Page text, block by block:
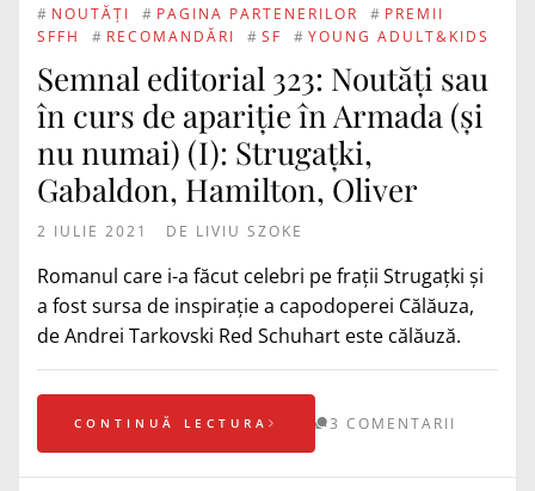
# NOUTĂȚI # PAGINA PARTENERILOR # PREMII
SFFH
# RECOMANDĂRI # SF # YOUNG ADULT&KIDS
Semnal editorial 323: Noutăți sau
în curs de apariție în Armada (și
nu numai) (I): Strugațki,
Gabaldon, Hamilton, Oliver
2 IULIE 2021 DE LIVIU SZOKE
Romanul care i-a făcut celebri pe frații Strugațki și
a fost sursa de inspirație a capodoperei Călăuza,
de Andrei Tarkovski Red Schuhart este călăuză.
CONTINUĂ LECTURA 3 COMENTARII